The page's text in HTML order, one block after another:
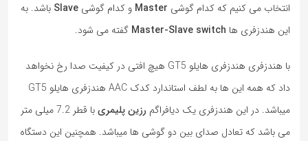
انتخاب می کنیم که کدام گوشی Master و کدام گوشی Slave باشد. به
این هندزفری ها Master-Slave switch گفته می شود.
با هندزفری هندزفری هایلو GT5 هیچ افتی در کیفیت صدا رخ نخواهد
داد که همه این ها به لطف استاندارد کدک AAC هندزفری هایلو GT5
میباشد. در این هندزفری یک دیافراگم رزین پلیمری
با قطر 7.2 میلی متر
می باشد که تعادل صدای بین دو گوشی ها میباشد. همچنین این دستگاه